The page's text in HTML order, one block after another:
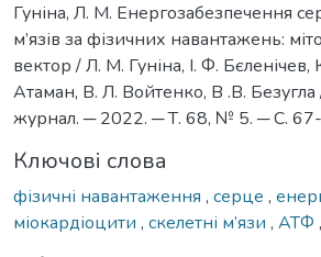
Гуніна, Л. М. Енергозабезпечення
м’язів за фізичних навантажень:
вектор / Л. М. Гуніна, І. Ф.
Атаман, В. Л. Войтенко, В .В. Безугла
журнал. ─ 2022. ─ Т. 68, № 5. ─ С.
Ключові слова
фізичні навантаження , серце ,
міокардіоцити , скелетні м’язи , АТФ ,